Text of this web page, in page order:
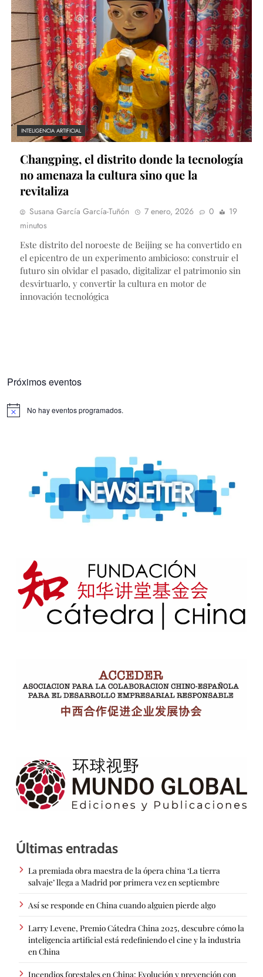
INTELIGENCIA ARTIFICIAL
Changping, el distrito donde la tecnología
no amenaza la cultura sino que la
revitaliza
Susana García García-Tuñón 7 enero, 2026 0
19
minutos
Este distrito del noroeste de Beijing se ha convertido en
el epicentro de un experimento ambicioso: construir el
futuro sin olvidar el pasado, digitalizar el patrimonio sin
desvirtuarlo, y convertir la cultura en motor de
innovación tecnológica
Próximos eventos
Aviso No hay eventos programados.
Últimas entradas
La premiada obra maestra de la ópera china ‘La tierra
salvaje’ llega a Madrid por primera vez en septiembre
Así se responde en China cuando alguien pierde algo
Larry Levene, Premio Cátedra China 2025, descubre cómo la
inteligencia artificial está redefiniendo el cine y la industria
en China
Incendios forestales en China: Evolución y prevención con